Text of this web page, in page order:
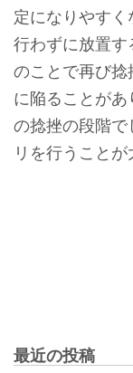
定になりやす
行わずに放置す
のことで再び捻
に陥ることが
の捻挫の段階
リを行うことが
最近の投稿